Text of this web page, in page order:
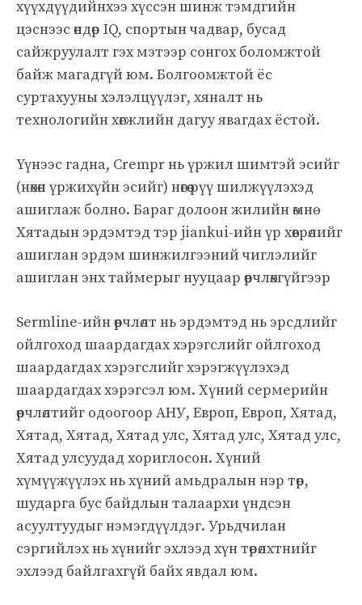
хүүхдүүдийнхээ хүссэн шинж тэмдгийн
цэснээс өндөр IQ, спортын чадвар, бусад
сайжруулалт гэх мэтээр сонгох боломжтой
байж магадгүй юм. Болгоомжтой ёс
суртахууны хэлэлцүүлэг, хяналт нь
технологийн хөгжлийн дагуу явагдах ёстой.
Үүнээс гадна, Crempr нь үржил шимтэй эсийг
(нөхөн үржихүйн эсийг) нөгөө рүү шилжүүлэхэд
ашиглаж болно. Бараг долоон жилийн өмнө
Хятадын эрдэмтэд тэр jiankui-ийн үр хөврөлийг
ашиглан эрдэм шинжилгээний чиглэлийг
ашиглан энх таймерыг нууцаар өөрчлөхгүйгээр
Sermline-ийн өөрчлөлт нь эрдэмтэд нь эрсдлийг
ойлгоход шаардагдах хэрэгслийг ойлгоход
шаардагдах хэрэгслийг хэрэгжүүлэхэд
шаардагдах хэрэгсэл юм. Хүний сермерийн
өөрчлөлтийг одоогоор АНУ, Европ, Европ, Хятад,
Хятад, Хятад, Хятад улс, Хятад улс, Хятад улс,
Хятад улсуудад хориглосон. Хүний
хүмүүжүүлэх нь хүний ​​амьдралын нэр төр,
шударга бус байдлын талаархи үндсэн
асуултуудыг нэмэгдүүлдэг. Урьдчилан
сэргийлэх нь хүнийг эхлээд хүн төрөлхтнийг
эхлээд байлгахгүй байх явдал юм.